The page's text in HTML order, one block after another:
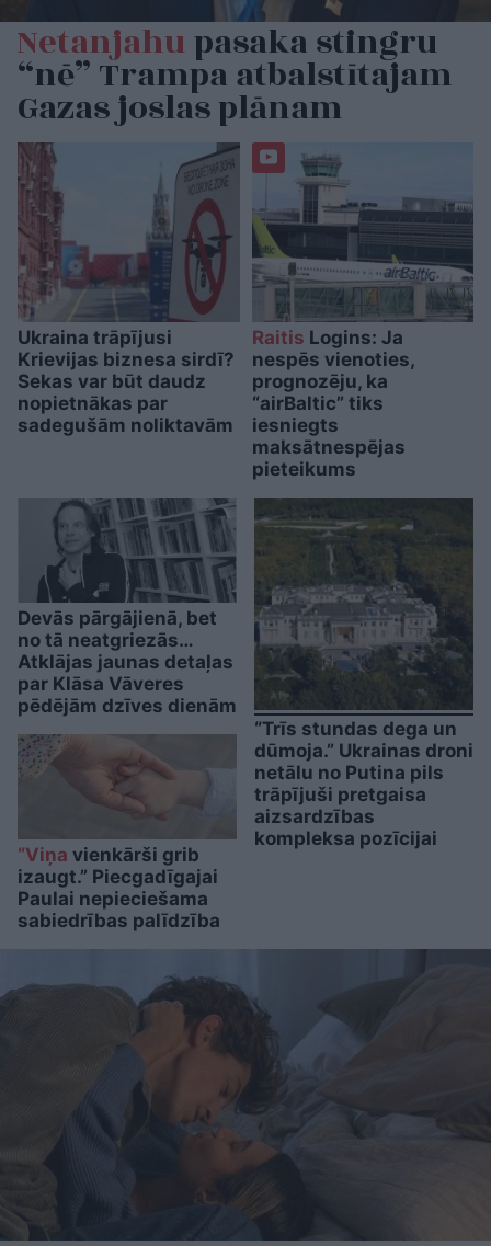
Netanjahupasaka stingru
“nē” Trampa atbalstītajam
Gazas joslas plānam
Ukraina trāpījusi
Krievijas biznesa sirdī?
Sekas var būt daudz
nopietnākas par
sadegušām noliktavām
Raitis Logins: Ja
nespēs vienoties,
prognozēju, ka
“airBaltic” tiks
iesniegts
maksātnespējas
pieteikums
Devās pārgājienā, bet
no tā neatgriezās…
Atklājas jaunas detaļas
par Klāsa Vāveres
pēdējām dzīves dienām
“Viņa vienkārši grib
izaugt.” Piecgadīgajai
Paulai nepieciešama
sabiedrības palīdzība
“Trīs stundas dega un
dūmoja.” Ukrainas droni
netālu no Putina pils
trāpījuši pretgaisa
aizsardzības
kompleksa pozīcijai